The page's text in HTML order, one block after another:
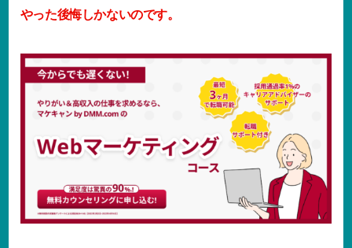
やった後悔しかないのです。